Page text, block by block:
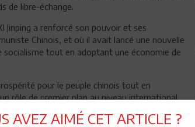
de libre-échange.
Jinping a renforcé son pouvoir et ses
Chinois, et où il avait lancé une nouvelle
socialisme tout en adoptant une économie de
pour le peuple chinois tout en
rôle de premier plan au niveau international
lui dans la constitution de 1978 du PCC
AVEZ AIMÉ CET ARTICLE ?